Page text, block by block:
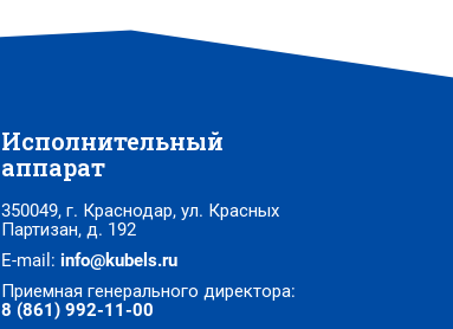
Исполнительный
аппарат
350049, г. Краснодар, ул. Красных
Партизан, д. 192
E-mail:info@kubels.ru
Приемная генерального директора:
8 (861) 992-11-00